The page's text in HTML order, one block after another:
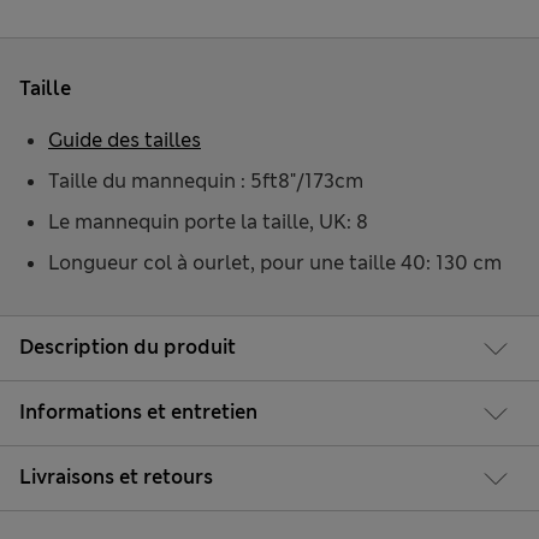
Description du produit
Informations et entretien
Livraisons et retours
Taille
Taille du mannequin : 5ft8"/173cm
Le mannequin porte la taille, UK: 8
Longueur col à ourlet, pour une taille 40: 130 cm
Guide des tailles